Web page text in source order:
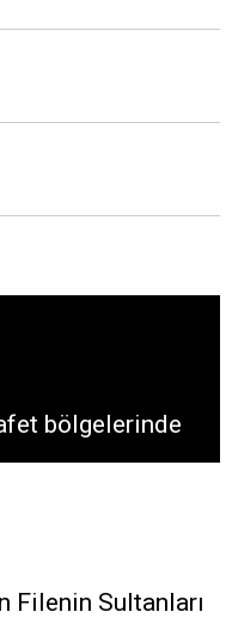
bölgelerinde
Filenin Sultanları